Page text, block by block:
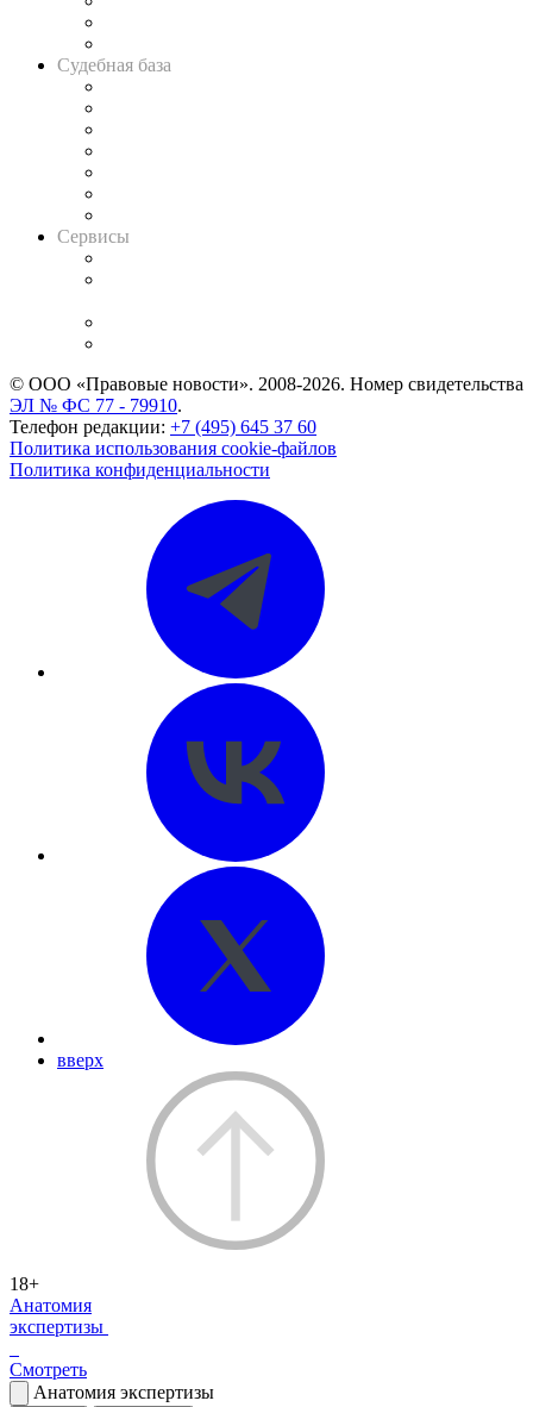
Судебная база
Сервисы
© ООО «Правовые новости». 2008-2026. Номер свидетельства
ЭЛ № ФС 77 - 79910.
Телефон редакции: +7 (495) 645 37 60
Политика использования cookie-файлов
Политика конфиденциальности
вверх
18+
Анатомия
экспертизы
Смотреть
Анатомия экспертизы